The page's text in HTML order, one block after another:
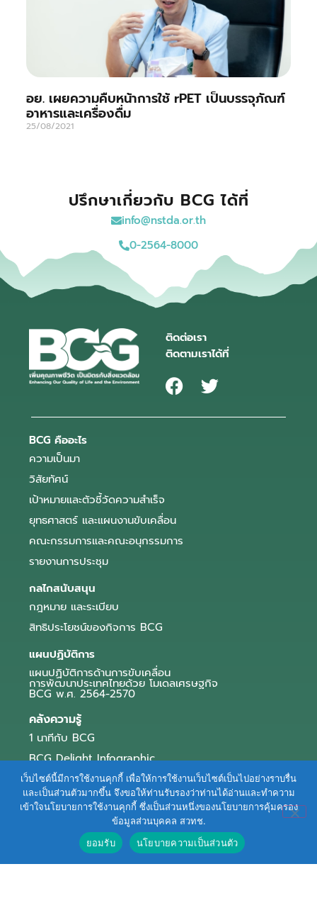
อย. เผยความคืบหน้าการใช้ rPET เป็นบรรจุภัณฑ์
อาหารและเครื่องดื่ม
25/08/2021
ปรึกษาเกี่ยวกับ BCG ได้ที่
info@nstda.or.th
0-2564-8000
ติดต่อเรา
ติดตามเราได้ที่
BCG คืออะไร
ความเป็นมา
วิสัยทัศน์
เป้าหมายและตัวชี้วัดความสำเร็จ
ยุทธศาสตร์ และแผนงานขับเคลื่อน
คณะกรรมการและคณะอนุกรรมการ
รายงานการประชุม
กลไกสนับสนุน
กฎหมาย และระเบียบ
สิทธิประโยชน์ของกิจการ BCG
แผนปฏิบัติการ
แผนปฏิบัติการด้านการขับเคลื่อน
การพัฒนาประเทศไทยด้วย โมเดลเศรษฐกิจ
BCG พ.ศ. 2564-2570
คลังความรู้
1 นาทีกับ BCG
BCG Delight Infographic
สื่อประชาสัมพันธ์
e-Book Series
ตัวอย่างธุรกิจ BCG
ข่าวและบทความ
เว็บไซต์นี้มีการใช้งานคุกกี้ เพื่อให้การใช้งานเว็บไซต์เป็นไปอย่างราบรื่น
และเป็นส่วนตัวมากขึ้น จึงขอให้ท่านรับรองว่าท่านได้อ่านและทำความ
เข้าใจนโยบายการใช้งานคุกกี้ ซึ่งเป็นส่วนหนึ่งของนโยบายการคุ้มครอง
ข้อมูลส่วนบุคคล สวทช.
ยอมรับ
นโยบายความเป็นส่วนตัว